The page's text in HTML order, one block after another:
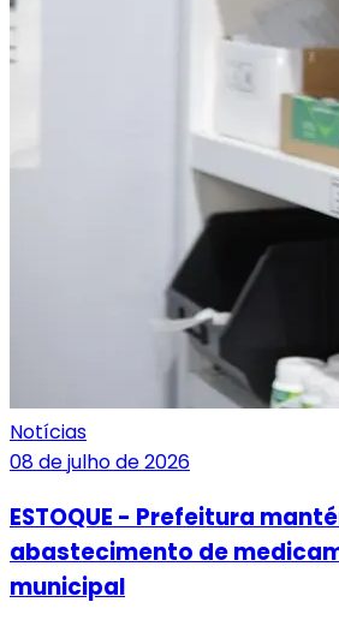
Notícias
08 de julho de 2026
ESTOQUE - Prefeitura
abastecimento de
municipal